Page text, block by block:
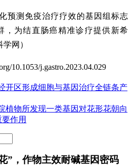
预测免疫治疗疗效的基因组标志
，为结直肠癌精准诊疗提供新希
网）
10.1053/j.gastro.2023.04.029
开区形成细胞与基因治疗全链条产
植物所发现一类基因对花形花朝向
作用
”，作物主效耐碱基因密码